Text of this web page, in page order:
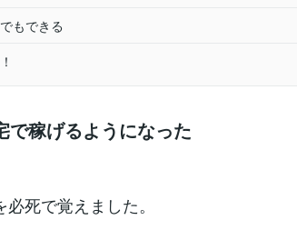
もできる
で稼げるようになった
死で覚えました。